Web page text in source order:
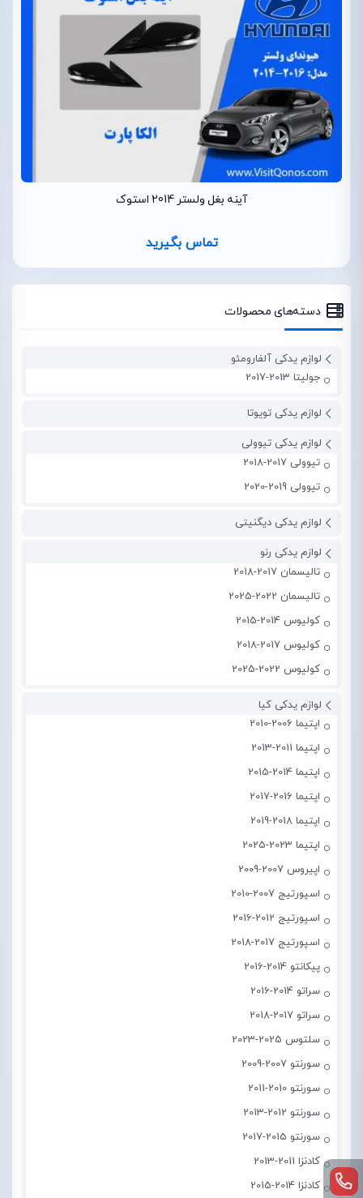
آینه بغل ولستر 2014 استوک
تماس بگیرید
دسته‌های محصولات
لوازم یدکی آلفارومئو
جولیتا 2013-2017
لوازم یدکی تویوتا
لوازم یدکی تیوولی
تیوولی 2017-2018
تیوولی 2019-2020
لوازم یدکی دیگنیتی
لوازم یدکی رنو
تالیسمان 2017-2018
تالیسمان 2022-2025
کولیوس 2014-2015
کولیوس 2017-2018
کولیوس 2022-2025
لوازم یدکی کیا
اپتیما 2006-2010
اپتیما 2011-2013
اپتیما 2014-2015
اپتیما 2016-2017
اپتیما 2018-2019
اپتیما 2023-2025
اپیروس 2007-2009
اسپورتیج 2007-2010
اسپورتیج 2012-2016
اسپورتیج 2017-2018
پیکانتو 2014-2016
سراتو 2014-2016
سراتو 2017-2018
سلتوس 2025-2023
سورنتو 2007-2009
سورنتو 2010-2011
سورنتو 2012-2013
سورنتو 2015-2017
کادنزا 2011-2013
کادنزا 2014-2015